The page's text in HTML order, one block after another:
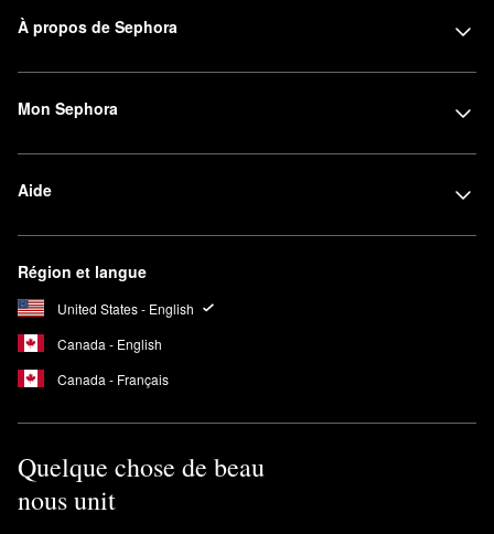
À propos de Sephora
Mon Sephora
Aide
Région et langue
United States - English
Canada - English
Canada - Français
Quelque chose de beau
nous unit